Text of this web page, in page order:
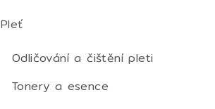
Pleť
Odličování a čištění pleti
Tonery a esence